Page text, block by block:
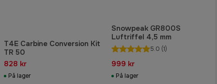
T4E Carbine Conversion Kit
TR 50
828 kr
På lager
Snowpeak GR800S
Luftriffel 4,5 mm
5.0 (1)
999 kr
På lager